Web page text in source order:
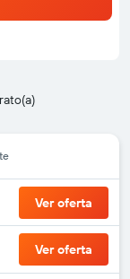
Ver oferta
Ver oferta